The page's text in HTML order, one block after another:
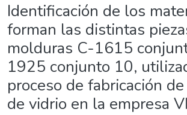
Identificación de los
forman las distintas
molduras C-1615
1925 conjunto 10,
proceso de fabricación
de vidrio en la empresa